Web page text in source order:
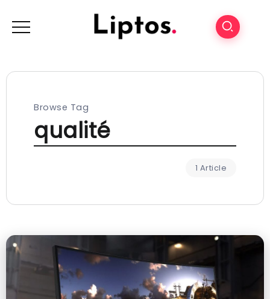
Browse Tag
qualité
1 Article